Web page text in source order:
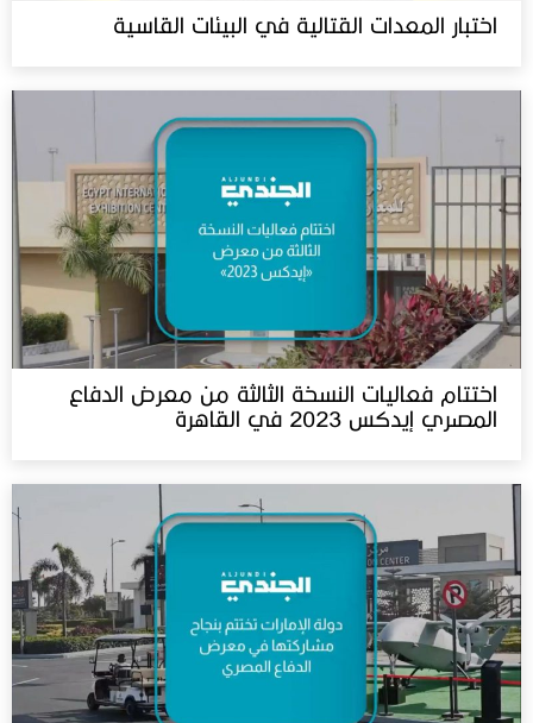
اختبار المعدات القتالية في البيئات القاسية
اختتام فعاليات النسخة الثالثة من معرض الدفاع
المصري إيدكس 2023 في القاهرة